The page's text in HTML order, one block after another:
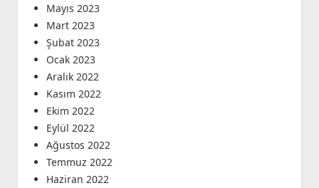
Mayıs 2023
Mart 2023
Şubat 2023
Ocak 2023
Aralık 2022
Kasım 2022
Ekim 2022
Eylül 2022
Ağustos 2022
Temmuz 2022
Haziran 2022